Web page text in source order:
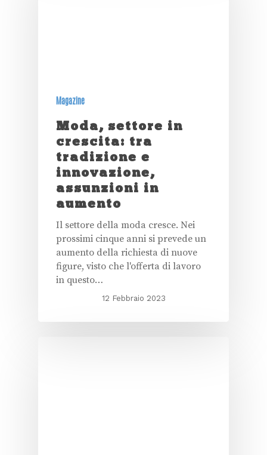
Magazine
Moda, settore in
crescita: tra
tradizione e
innovazione,
assunzioni in
aumento
Il settore della moda cresce. Nei
prossimi cinque anni si prevede un
aumento della richiesta di nuove
figure, visto che l'offerta di lavoro
in questo…
12 Febbraio 2023